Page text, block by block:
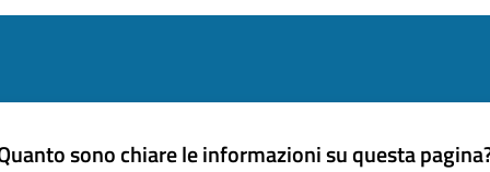
sono chiare le informazioni su questa